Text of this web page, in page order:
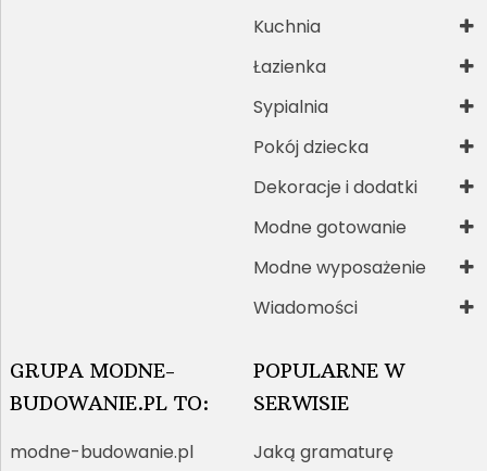
Kuchnia
Łazienka
Sypialnia
Pokój dziecka
Dekoracje i dodatki
Modne gotowanie
Modne wyposażenie
Wiadomości
GRUPA MODNE-
BUDOWANIE.PL TO:
modne-budowanie.pl
POPULARNE W
SERWISIE
Jaką gramaturę